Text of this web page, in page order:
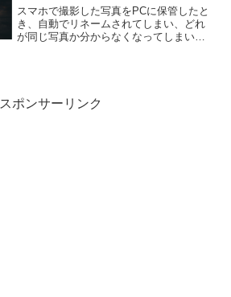
スマホで撮影した写真をPCに保管したと
き、自動でリネームされてしまい、どれ
が同じ写真か分からなくなってしまいま
スポンサーリンク